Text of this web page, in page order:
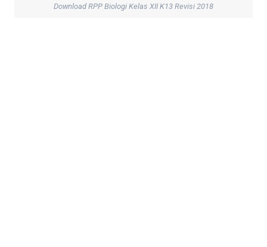
Download RPP Biologi Kelas XII K13 Revisi 2018